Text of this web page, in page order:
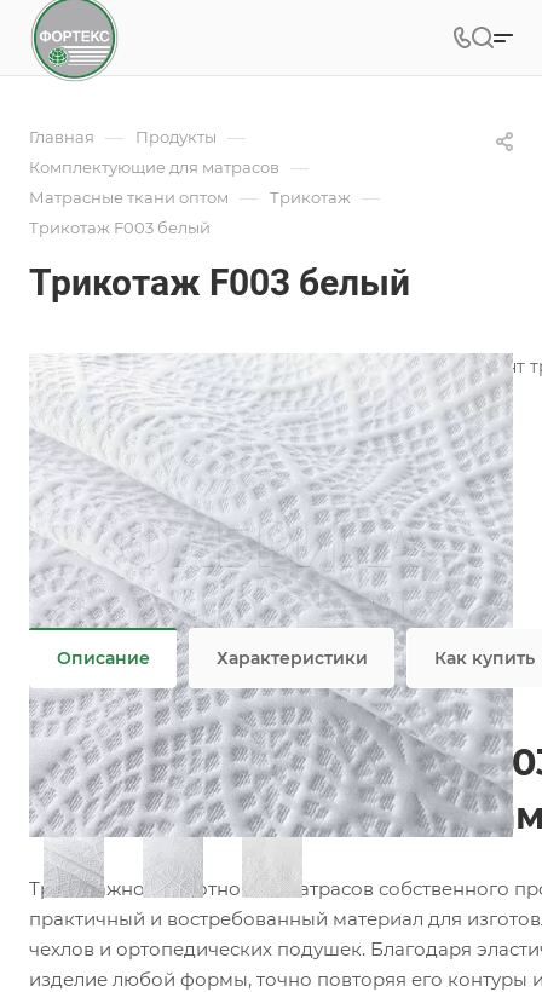
Главная — Продукты —
Комплектующие для матрасов —
Матрасные ткани оптом — Трикотаж —
Трикотаж F003 белый
Трикотаж F003 белый
Фабрика ФОРТЕКС производит широкий ассортимент
пошива чехлов.
Подробности
Характеристики
Коллекция — Классика
Состав— 100% PES
Плотность— 280 гр/м2
Все характеристики
Описание Характеристики Как купить
Матрасный трикотаж
матрасов, топперов и
Трикотажное полотно для матрасов собственного
практичный и востребованный материал для
чехлов и ортопедических подушек. Благодаря
изделие любой формы, точно повторяя его контуры